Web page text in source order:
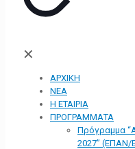
✕
ΑΡΧΙΚΗ
ΝΕΑ
Η ΕΤΑΙΡΙΑ
ΠΡΟΓΡΑΜΜΑΤΑ
Πρόγραμμα
2027” (ΕΠΑΝ/